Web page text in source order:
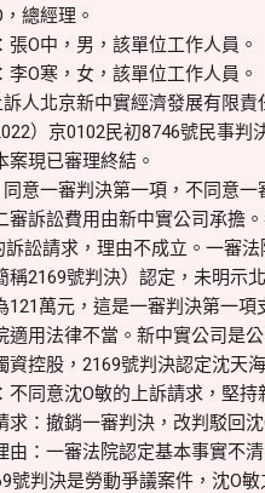
總經理。
張O中，男，該單位工作人員。
李O寒，女，該單位工作人員。
訴人北京新中實經濟發展有限
）京0102民初8746號民事
現已審理終結。
意一審判決第一項，不同意
審訴訟費用由新中實公司承擔
訴訟請求，理由不成立。一審
稱2169號判決）認定，未明示
121萬元，這是一審判決第一
適用法律不當。新中實公司是
資控股，2169號判決認定沈天
不同意沈O敏的上訴請求，堅持
求：撤銷一審判決，改判駁回
由：一審法院認定基本事實不
號判決是勞動爭議案件，沈O